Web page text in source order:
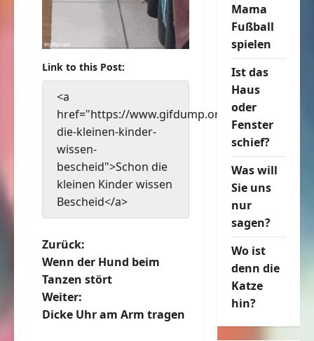
Link to this Post:
<a
href="https://www.gifdump.org/schon-
die-kleinen-kinder-
wissen-
bescheid">Schon die
kleinen Kinder wissen
Bescheid</a>
B
e
i
Zurück:
Wenn der Hund beim
Tanzen stört
Weiter:
Dicke Uhr am Arm tragen
Mama
Fußball
spielen
Ist das
Haus
oder
Fenster
schief?
Was will
Sie uns
nur
sagen?
Wo ist
denn die
Katze
hin?